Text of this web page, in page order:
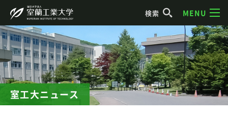
検索 MENU
室工大ニュース